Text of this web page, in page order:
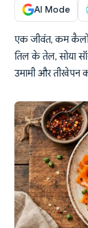
AI Mode
एक जीवंत, कम
तिल के तेल, सोया
उमामी और तीखेपन